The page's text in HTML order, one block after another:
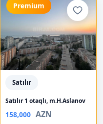
Premium
Satılır
Satılır 1 otaqlı, m.H.Aslanov
158,000 AZN